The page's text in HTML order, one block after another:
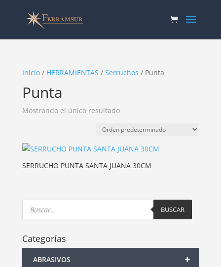
Inicio/ HERRAMIENTAS / Serruchos / Punta
Punta
Mostrando el único resultado
SERRUCHO PUNTA SANTA JUANA 30CM
Products
search BUSCAR
Categorías
+
ABRASIVOS